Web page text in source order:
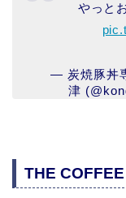
やっと
— 炭焼豚丼
津
THE COFFEE